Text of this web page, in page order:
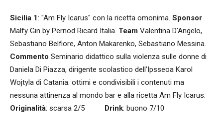
Sicilia 1: "Am Fly Icarus" con la ricetta omonima. Sponsor
Malfy Gin by Pernod Ricard Italia. Team Valentina D'Angelo,
Sebastiano Belfiore, Anton Makarenko, Sebastiano Messina.
Commento Seminario didattico sulla violenza sulle donne di
Daniela Di Piazza, dirigente scolastico dell’Ipsseoa Karol
Wojtyla di Catania: ottimi e condivisibili i contenuti ma
nessuna attinenza al mondo bar e alla ricetta Am Fly Icarus.
Originalità: scarsa 2/5 Drink: buono 7/10